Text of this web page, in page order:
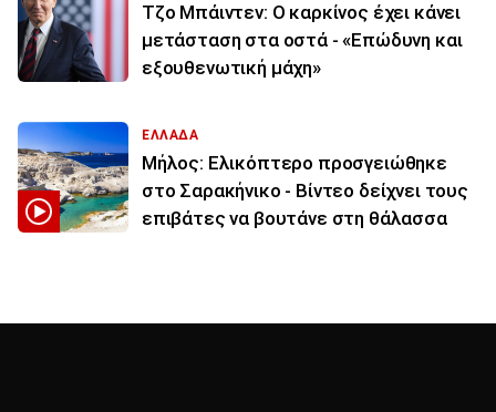
Τζο Μπάιντεν: Ο καρκίνος έχει κάνει
μετάσταση στα οστά - «Επώδυνη και
εξουθενωτική μάχη»
ΕΛΛΑΔΑ
Μήλος: Ελικόπτερο προσγειώθηκε
στο Σαρακήνικο - Βίντεο δείχνει τους
επιβάτες να βουτάνε στη θάλασσα